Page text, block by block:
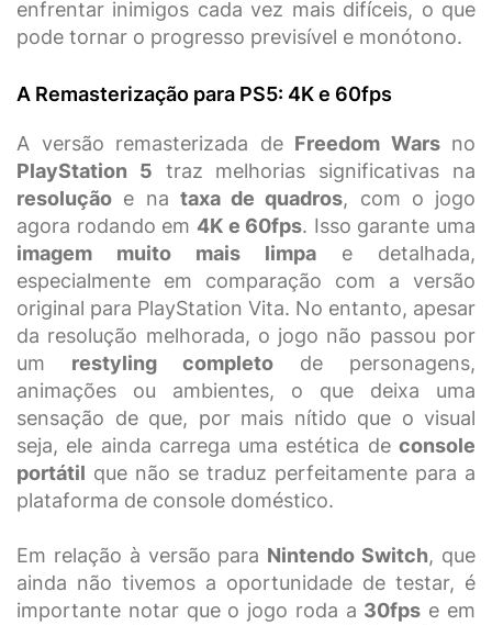
enfrentar inimigos cada vez mais difíceis, o que
pode tornar o progresso previsível e monótono.
A Remasterização para PS5: 4K e 60fps
A versão remasterizada de Freedom Warsno
PlayStation 5 traz melhorias significativas na
resolução e na taxa de quadros, com o jogo
agora rodando em 4K e 60fps. Isso garante uma
imagem muito mais limpa e detalhada,
especialmente em comparação com a versão
original para PlayStation Vita. No entanto, apesar
da resolução melhorada, o jogo não passou por
um restyling completo de personagens,
animações ou ambientes, o que deixa uma
sensação de que, por mais nítido que o visual
seja, ele ainda carrega uma estética de console
portátil que não se traduz perfeitamente para a
plataforma de console doméstico.
Em relação à versão para Nintendo Switch, que
ainda não tivemos a oportunidade de testar, é
importante notar que o jogo roda a 30fps e em